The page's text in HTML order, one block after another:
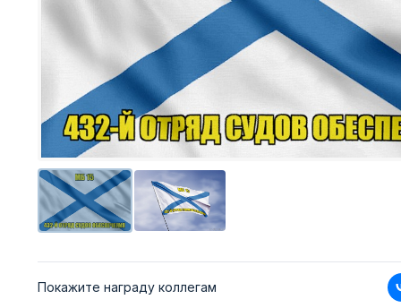
Покажите награду коллегам